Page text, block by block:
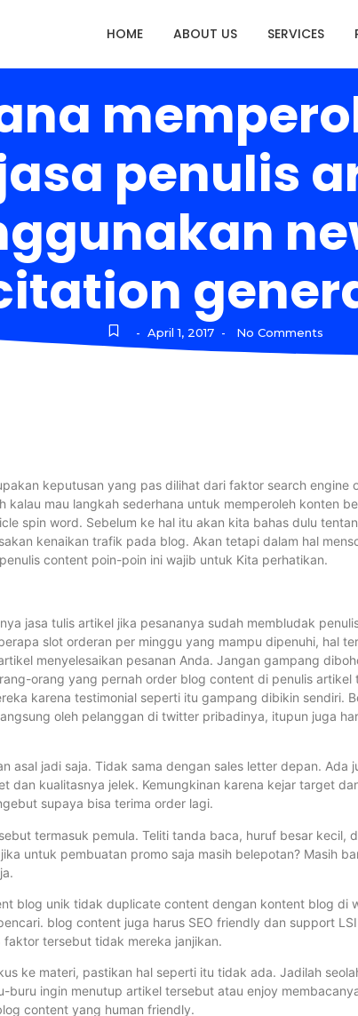
HOME ABOUT US SERVICES
penulis
- April 1, 2017 - No Comments
keputusan yang pas dilihat dari faktor search engine
mau langkah sederhana untuk memperoleh konten
spin word. Sebelum ke hal itu akan kita bahas dulu
kenaikan trafik pada blog. Akan tetapi dalam hal
content poin-poin ini wajib untuk Kita perhatikan.
jasa tulis artikel jika pesananya sudah membludak
slot orderan per minggu yang mampu dipenuhi, hal
menyelesaikan pesanan Anda. Jangan gampang
orang yang pernah order blog content di penulis artikel
karena testimonial seperti itu gampang dibikin sendiri.
oleh pelanggan di twitter pribadinya, itupun juga
asal jadi saja. Tidak sama dengan sales letter depan. Ada
dan kualitasnya jelek. Kemungkinan karena kejar target
supaya bisa terima order lagi.
termasuk pemula. Teliti tanda baca, huruf besar kecil,
untuk pembuatan promo saja masih belepotan? Masih
blog unik tidak duplicate content dengan kontent blog di
blog content juga harus SEO friendly dan support
tersebut tidak mereka janjikan.
ke materi, pastikan hal seperti itu tidak ada. Jadilah
ingin menutup artikel tersebut atau enjoy
content yang human friendly.